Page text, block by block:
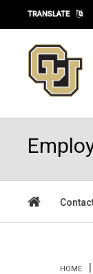
Skip to main
TRANSLATE
HOME